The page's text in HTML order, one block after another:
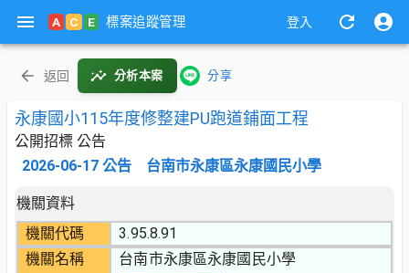
A C E 標案追蹤管理 登入
返回 分析本案 分享
永康國小115年度修整建PU跑道鋪面工程
公開招標 公告
2026-06-17 公告 台南市永康區永康國民小學
機關資料
機關代碼
3.95.8.91
機關名稱
台南市永康區永康國民小學